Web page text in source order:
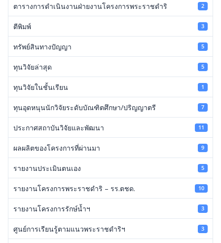
ตารางการดำเนินงานฝ่ายงานโครงการพระราชดำริ 2
ตีพิมพ์ 3
ทรัพย์สินทางปัญญา 5
ทุนวิจัยล่าสุด 5
ทุนวิจัยในชั้นเรียน 1
ทุนอุดหนุนนักวิจัยระดับบัณฑิตศึกษา/ปริญญาตรี 7
ประกาศสถาบันวิจัยและพัฒนา 11
ผลผลิตของโครงการที่ผ่านมา 9
รายงานประเมินตนเอง 5
รายงานโครงการพระราชดำริ – รร.ตชด. 10
รายงานโครงการรักษ์น้ำฯ 3
ศูนย์การเรียนรู้ตามแนวพระราชดำริฯ 3